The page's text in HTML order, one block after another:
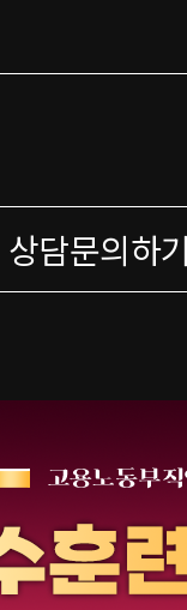
상담문의하